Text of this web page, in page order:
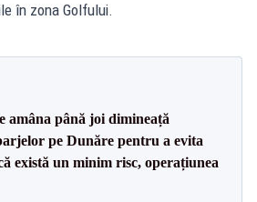
în zona Golfului.
amâna până joi dimineață
pe Dunăre pentru a evita
există un minim risc, operațiunea